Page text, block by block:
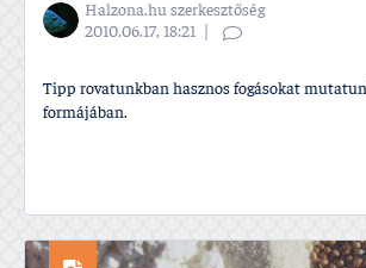
Halzona.hu szerkesztőség
2010.06.17, 18:21
Tipp rovatunkban hasznos fogásokat
formájában.